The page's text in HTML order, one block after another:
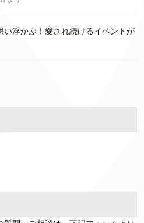
浮かぶ！愛され続けるイベントが